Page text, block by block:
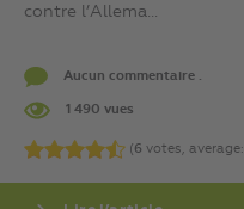
contre l’Allema...
Aucun commentaire .
1 490 vues
(6 votes, average: